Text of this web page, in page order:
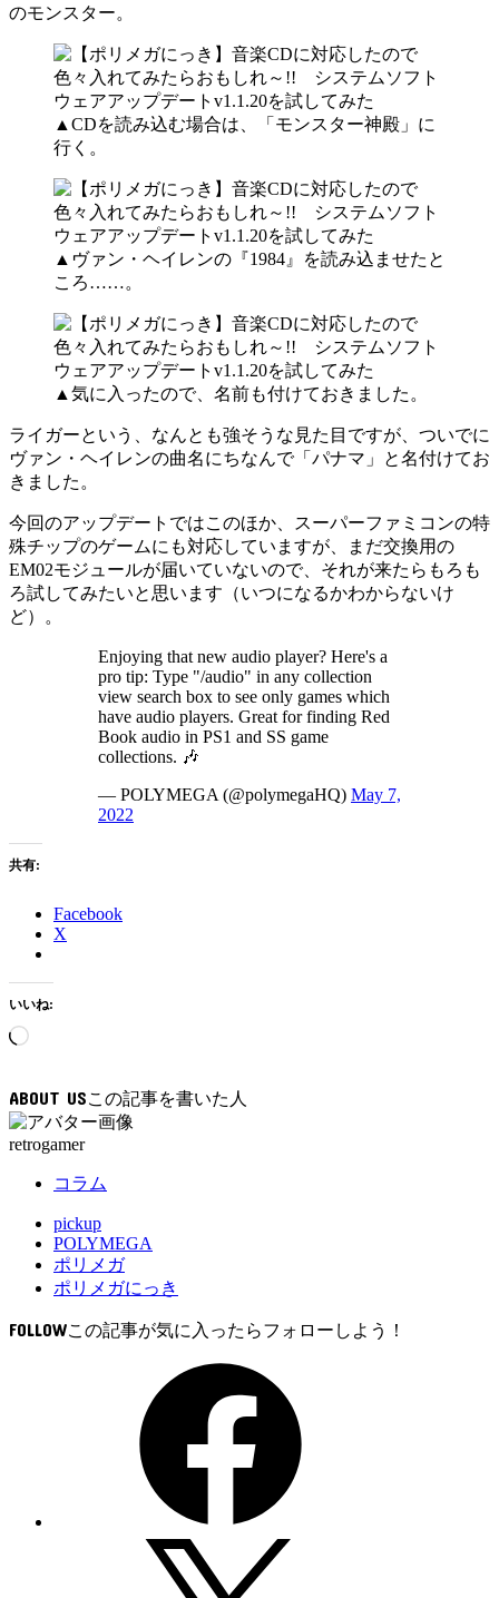
のモンスター。
▲CDを読み込む場合は、「モンスター神殿」に
行く。
▲ヴァン・ヘイレンの『1984』を読み込ませたと
ころ……。
▲気に入ったので、名前も付けておきました。
ライガーという、なんとも強そうな見た目ですが、ついでに
ヴァン・ヘイレンの曲名にちなんで「パナマ」と名付けてお
きました。
今回のアップデートではこのほか、スーパーファミコンの特
殊チップのゲームにも対応していますが、まだ交換用の
EM02モジュールが届いていないので、それが来たらもろも
ろ試してみたいと思います（いつになるかわからないけ
ど）。
Enjoying that new audio player? Here's a
pro tip: Type "/audio" in any collection
view search box to see only games which
have audio players. Great for finding Red
Book audio in PS1 and SS game
collections. 🎶
— POLYMEGA (@polymegaHQ) May 7,
2022
共有:
Facebook
X
いいね:
読
み
中…
ABOUT US
retrogamer
コラム
pickup
POLYMEGA
ポリメガ
ポリメガにっき
FOLLOW